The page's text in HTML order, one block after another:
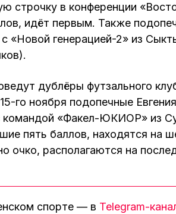
строчку в конференции
идёт первым. Также
«Новой генерацией-2» из
дублёры футзального
го ноября подопечные Евгения
командой «Факел-ЮКИОР» из
пять баллов, находятся на
очко, располагаются на
спорте — в Telegram-